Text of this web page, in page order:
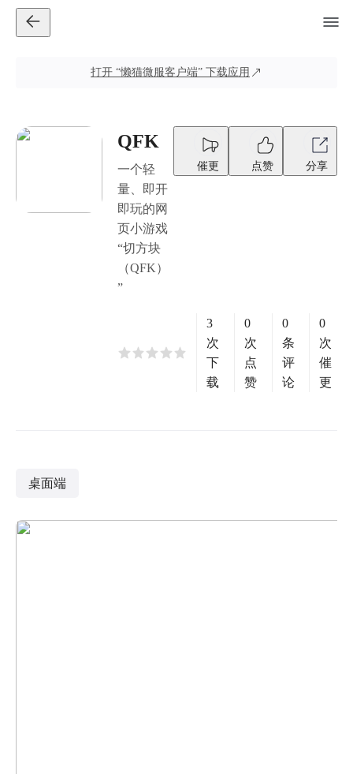
打开 “懒猫微服客户端” 下载应用
QFK
一个轻
量、即开
即玩的网
页小游戏
“切方块
（QFK）
”
催更 点赞 分享
3
次
下
载
0
次
点
赞
0
条
评
论
0
次
催
更
桌面端